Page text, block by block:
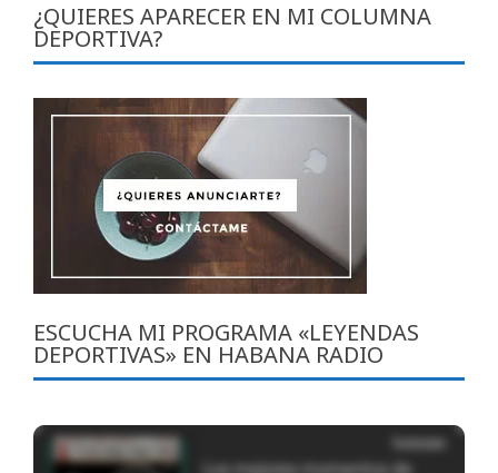
¿QUIERES APARECER EN MI COLUMNA
DEPORTIVA?
ESCUCHA MI PROGRAMA «LEYENDAS
DEPORTIVAS» EN HABANA RADIO